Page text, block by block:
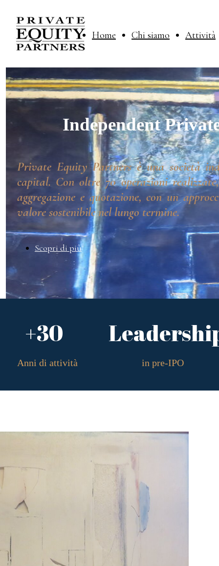
Home Chi siamo Attività
Independent
Private Equity Partners è una società
capital. Con oltre 70 operazioni
aggregazione e quotazione, con un
valore sostenibile nel lungo termine.
Scopri di più
+30
in pre-IPO
Anni di attività